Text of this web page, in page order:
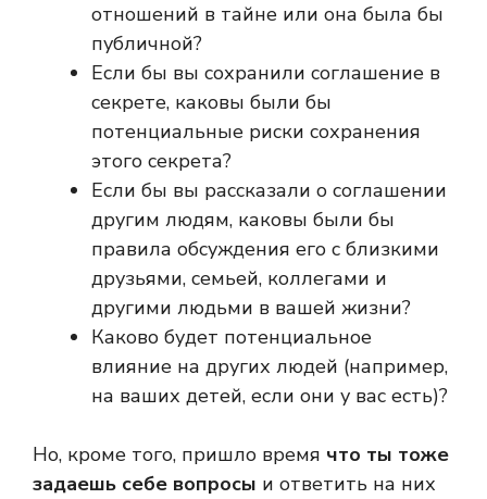
отношений в тайне или она была бы
публичной?
Если бы вы сохранили соглашение в
секрете, каковы были бы
потенциальные риски сохранения
этого секрета?
Если бы вы рассказали о соглашении
другим людям, каковы были бы
правила обсуждения его с близкими
друзьями, семьей, коллегами и
другими людьми в вашей жизни?
Каково будет потенциальное
влияние на других людей (например,
на ваших детей, если они у вас есть)?
Но, кроме того, пришло время что ты тоже
задаешь себе вопросы и ответить на них